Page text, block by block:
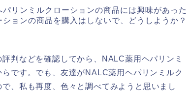
リンミルクローションの商品には興味があった
ョンの商品を購入はしないで、どうしようか？
判などを確認してから、NALC薬用ヘパリンミ
です。でも、友達がNALC薬用ヘパリンミルク
、私も再度、色々と調べてみようと思いまし